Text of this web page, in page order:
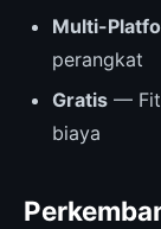
Multi-
perangkat
Gratis —
biaya